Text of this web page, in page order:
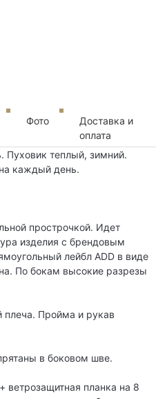
Фото
Доставка и
оплата
теплый, зимний.
каждый день.
прострочкой. Идет
изделия с брендовым
лейбл ADD в виде
По бокам высокие разрезы
плеча. Пройма и рукав
в боковом шве.
ветрозащитная планка на 8